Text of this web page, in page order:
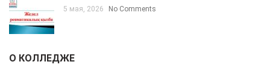
5 мая, 2026 No Comments
О КОЛЛЕДЖЕ